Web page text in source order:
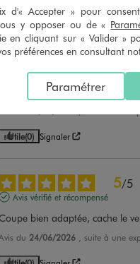
Utile (0) Signaler
5/ 5
Avis vérifié et récompensé
Impeccable
Utile(0) Signaler
5/5
Avis vérifié et récompensé
Coupe bien adaptée, cache le
du 24/06/2026 , suite à une
d'« Accepter » pour
y opposer ou de «
en cliquant sur « Valider »
préférences en consultant
Paramétrer